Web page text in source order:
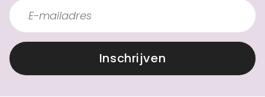
Inschrijven